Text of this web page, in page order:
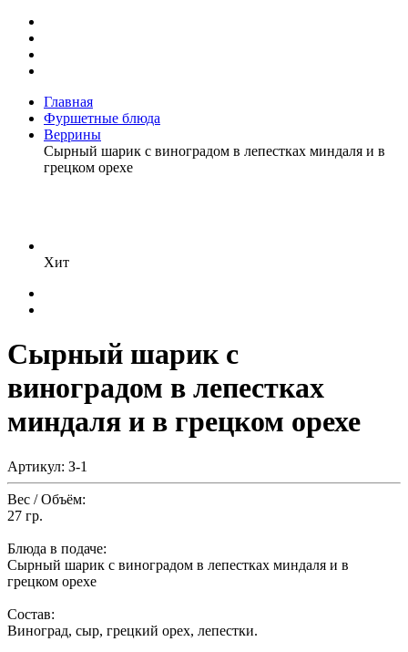
Главная
Фуршетные блюда
Веррины
Сырный шарик с виноградом в лепестках миндаля и в
грецком орехе
Хит
Сырный шарик с
виноградом в лепестках
миндаля и в грецком орехе
Артикул: З-1
Вес / Объём:
27 гр.
Блюда в подаче:
Сырный шарик с виноградом в лепестках миндаля и в
грецком орехе
Состав:
Виноград, сыр, грецкий орех, лепестки.